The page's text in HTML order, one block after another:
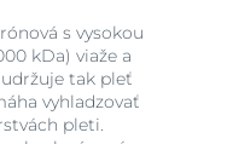
s vysokou
kDa) viaže a
tak pleť
vyhladzovať
pleti.